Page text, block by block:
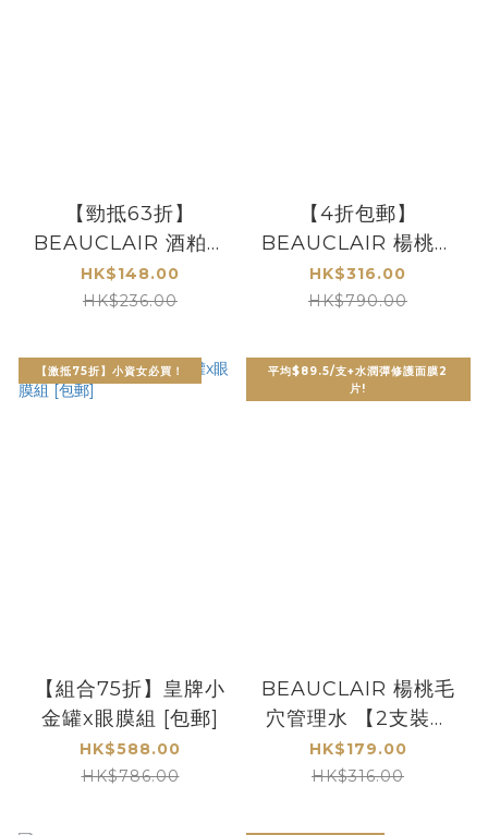
【勁抵63折】
BEAUCLAIR 酒粕面
膜2件裝 [包郵]
HK$148.00
HK$236.00
【4折包郵】
BEAUCLAIR 楊桃毛
穴管理水 【5支超抵
裝】
HK$316.00
HK$790.00
【激抵75折】小資女必買！
【組合75折】皇牌小
金罐x眼膜組 [包郵]
HK$588.00
HK$786.00
平均$89.5/支+水潤彈修護面膜2
片!
BEAUCLAIR 楊桃毛
穴管理水 【2支裝】
[包郵]
HK$179.00
HK$316.00